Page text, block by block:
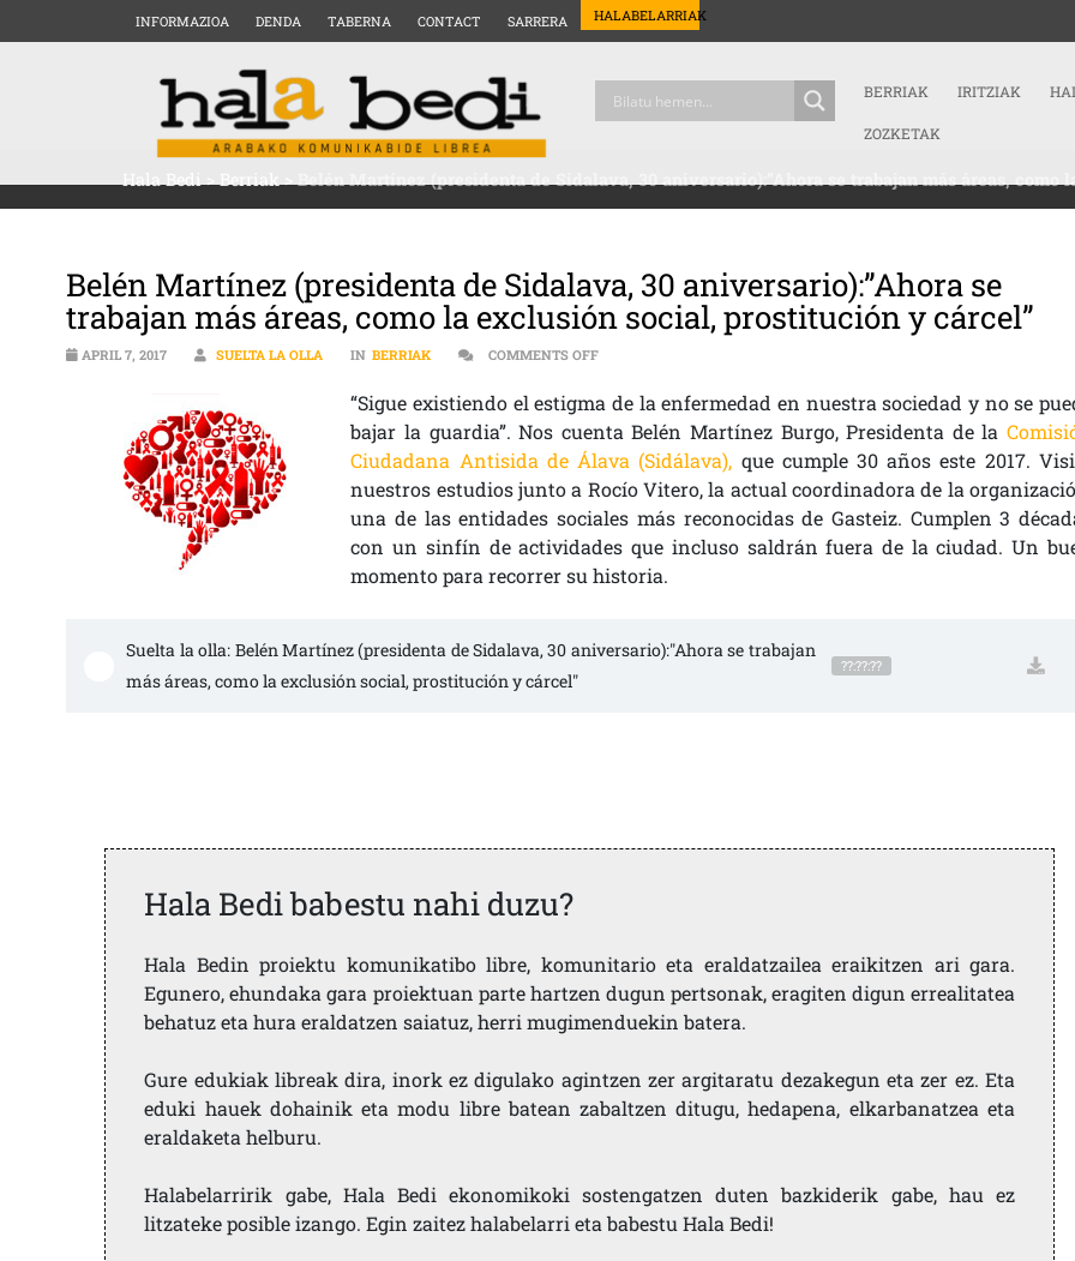
INFORMAZIOA DENDA TABERNA CONTACT SARRERA HALABELARRIAK
BERRIAK IRITZIAK
ZOZKETAK
Hala Bedi>Berriak>Belén Martínez (presidenta de Sidalava, 30 aniversario):”Ahora se trabajan más áreas,
Belén Martínez (presidenta de Sidalava, 30 aniversario):”Ahora se
trabajan más áreas, como la exclusión social, prostitución y cárcel”
APRIL 7, 2017 SUELTA LA OLLA IN BERRIAK COMMENTS OFFON BELÉN MARTÍNEZ (PRESIDENTA DE SIDALAVA, 30
“Sigue existiendo el estigma de la enfermedad en nuestra sociedad y no se
bajar la guardia”. Nos cuenta Belén Martínez Burgo, Presidenta de la
Ciudadana Antisida de Álava (Sidálava), que cumple 30 años este 2017.
nuestros estudios junto a Rocío Vitero, la actual coordinadora de la
una de las entidades sociales más reconocidas de Gasteiz. Cumplen 3
con un sinfín de actividades que incluso saldrán fuera de la ciudad. Un
momento para recorrer su historia.
Suelta la olla: Belén Martínez (presidenta de Sidalava, 30 aniversario):"Ahora se trabajan
más áreas, como la exclusión social, prostitución y cárcel"
??:??:??
Hala Bedi babestu nahi duzu?
Hala Bedin proiektu komunikatibo libre, komunitario eta eraldatzailea eraikitzen ari gara.
Egunero, ehundaka gara proiektuan parte hartzen dugun pertsonak, eragiten digun errealitatea
behatuz eta hura eraldatzen saiatuz, herri mugimenduekin batera.
Gure edukiak libreak dira, inork ez digulako agintzen zer argitaratu dezakegun eta zer ez. Eta
eduki hauek dohainik eta modu libre batean zabaltzen ditugu, hedapena, elkarbanatzea eta
eraldaketa helburu.
Halabelarririk gabe, Hala Bedi ekonomikoki sostengatzen duten bazkiderik gabe, hau ez
litzateke posible izango. Egin zaitez halabelarri eta babestu Hala Bedi!